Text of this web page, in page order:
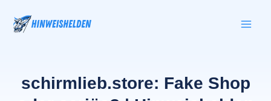
Inhalt
springen
schirmlieb.store: Fake Shop